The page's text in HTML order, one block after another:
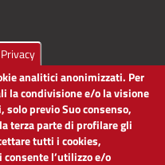
analitici anonimizzati. Per
la condivisione e/o la visione
previo Suo consenso,
terza parte di profilare gli
tutti i cookies,
consente l’utilizzo e/o